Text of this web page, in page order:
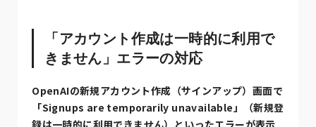
「アカウント作成は一時的に利用で
きません」エラーの対応
OpenAIの新規アカウント作成（サインアップ）画面で
「Signups are temporarily unavailable」（新規登
録は一時的に利用できません）といったエラーが表示